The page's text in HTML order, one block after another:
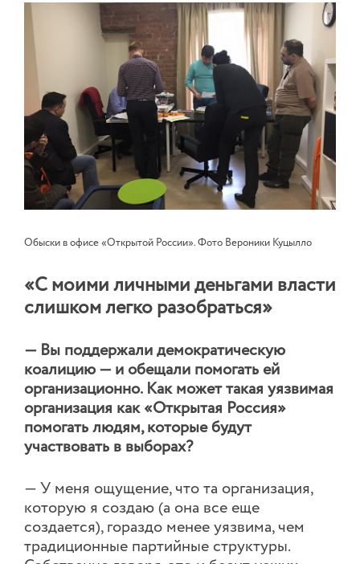
Обыски в офисе «Открытой России». Фото Вероники Куцылло
«С моими личными деньгами власти
слишком легко разобраться»
— Вы поддержали демократическую
коалицию — и обещали помогать ей
организационно. Как может такая уязвимая
организация как «Открытая Россия»
помогать людям, которые будут
участвовать в выборах?
— У меня ощущение, что та организация,
которую я создаю (а она все еще
создается), гораздо менее уязвима, чем
традиционные партийные структуры.